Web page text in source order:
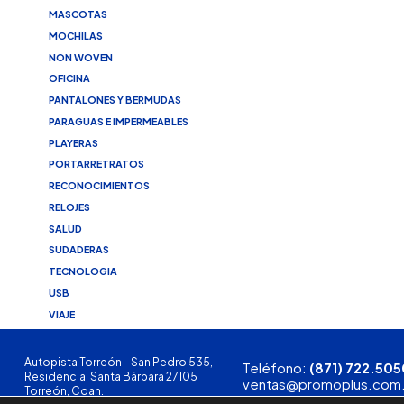
MASCOTAS
MOCHILAS
NON WOVEN
OFICINA
PANTALONES Y BERMUDAS
PARAGUAS E IMPERMEABLES
PLAYERAS
PORTARRETRATOS
RECONOCIMIENTOS
RELOJES
SALUD
SUDADERAS
TECNOLOGIA
USB
VIAJE
Autopista Torreón - San Pedro 535,
Residencial Santa Bárbara 27105
Torreón, Coah.
Teléfono: (871)